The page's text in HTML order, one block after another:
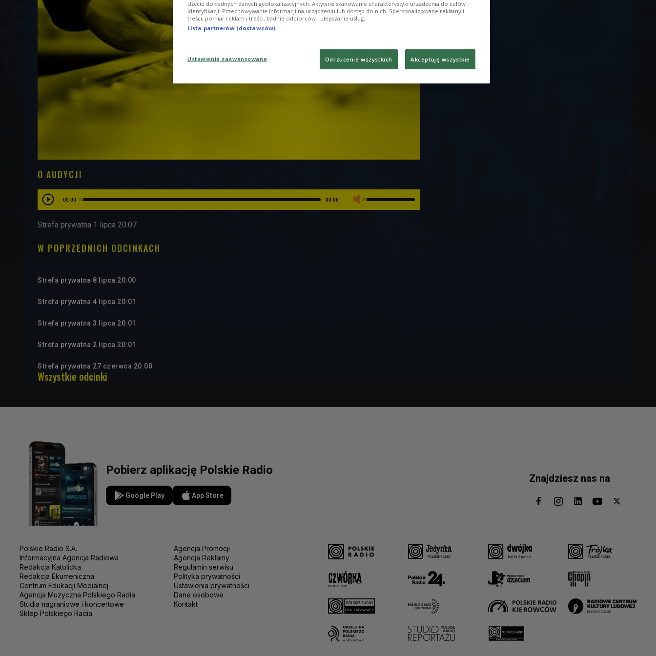
O AUDYCJI
00:00 00:00
Strefa prywatna 1 lipca 20:07
W POPRZEDNICH ODCINKACH
Strefa prywatna 8 lipca 20:00
Strefa prywatna 4 lipca 20:01
Strefa prywatna 3 lipca 20:01
Strefa prywatna 2 lipca 20:01
Strefa prywatna 27 czerwca 20:00
Wszystkie odcinki
Pobierz aplikację Polskie Radio
Google Play App Store
Znajdziesz nas na
Polskie Radio S.A.
Informacyjna Agencja Radiowa
Redakcja Katolicka
Redakcja Ekumeniczna
Centrum Edukacji Medialnej
Agencja Muzyczna Polskiego Radia
Studia nagraniowe i koncertowe
Sklep Polskiego Radia
Agencja Promocji
Agencja Reklamy
Regulamin serwisu
Polityka prywatności
Ustawienia prywatności
Dane osobowe
Kontakt
Użycie dokładnych danych geolokalizacyjnych. Aktywne skanowanie charakterystyki urządzenia do celów
identyfikacji. Przechowywanie informacji na urządzeniu lub dostęp do nich. Spersonalizowane reklamy i
treści, pomiar reklam i treści, badnie odbiorców i ulepszanie usług.
Lista partnerów (dostawców)
Ustawienia zaawansowane Odrzucenie wszystkich Akceptuję wszystkie